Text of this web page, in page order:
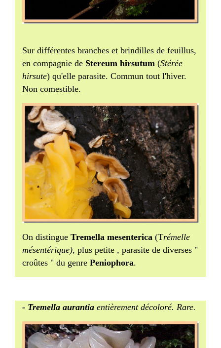
Sur différentes branches et brindilles de feuillus,
en compagnie de Stereum hirsutum (Stérée
hirsute) qu'elle parasite. Commun tout l'hiver.
Non comestible.
On distingue Tremella mesenterica (Trémelle
mésentérique), plus petite , parasite de diverses "
croûtes " du genre Peniophora.
- Tremella aurantia entièrement décoloré. Rare.